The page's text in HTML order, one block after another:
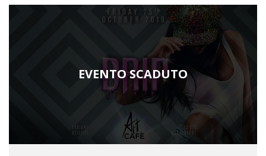
EVENTO SCADUTO